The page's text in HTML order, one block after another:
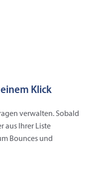
Klick
verwalten. Sobald
aus Ihrer Liste
Bounces und